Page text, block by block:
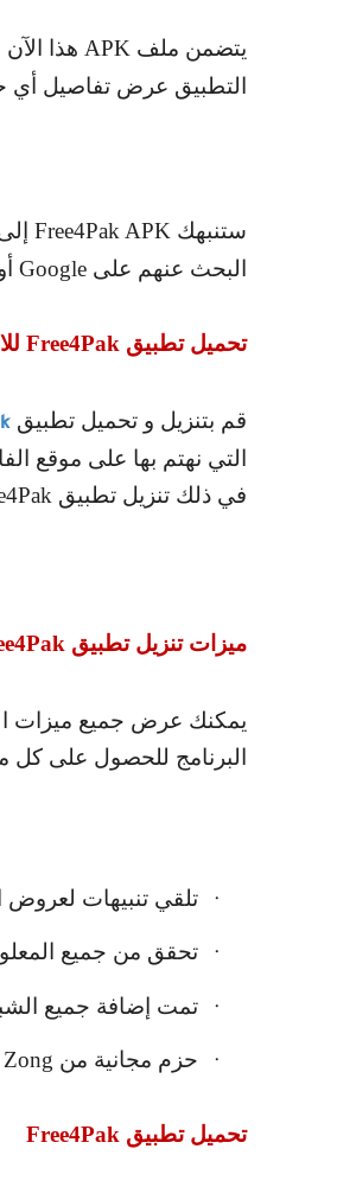
يتضمن ملف APK هذا
التطبيق عرض تفاصيل أي
ستنبهك Free4Pak APK
البحث عنهم على Google
تحميل تطبيق Free4Pak
قم بتنزيل و تحميل تطبيق
التي نهتم بها على موقع
في ذلك تنزيل تطبيق
ميزات تنزيل تطبيق
يمكنك عرض جميع ميزات
البرنامج للحصول على كل
· تلقي تنبيهات لعروض
· تحقق من جميع
· تمت إضافة جميع
· حزم مجانية من Zong
تحميل تطبيق Free4Pak